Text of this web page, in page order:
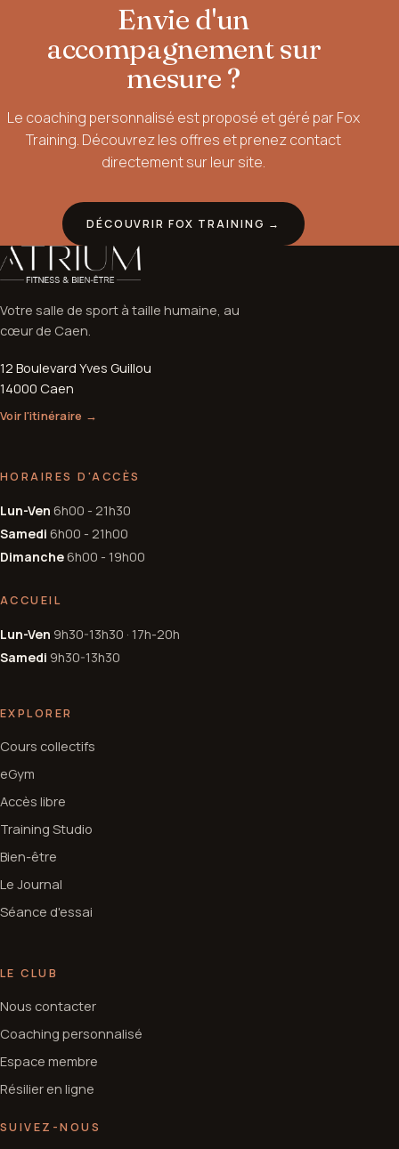
Envie d'un
accompagnement sur
mesure ?
Le coaching personnalisé est proposé et géré par Fox
Training. Découvrez les offres et prenez contact
directement sur leur site.
DÉCOUVRIR FOX TRAINING →
Votre salle de sport à taille humaine, au
cœur de Caen.
12 Boulevard Yves Guillou
14000 Caen
Voir l'itinéraire →
HORAIRES D'ACCÈS
Lun-Ven 6h00 - 21h30
Samedi 6h00 - 21h00
Dimanche6h00 - 19h00
ACCUEIL
Lun-Ven 9h30-13h30 · 17h-20h
Samedi 9h30-13h30
EXPLORER
Cours collectifs
eGym
Accès libre
Training Studio
Bien-être
Le Journal
Séance d'essai
LE CLUB
Nous contacter
Coaching personnalisé
Espace membre
Résilier en ligne
SUIVEZ-NOUS